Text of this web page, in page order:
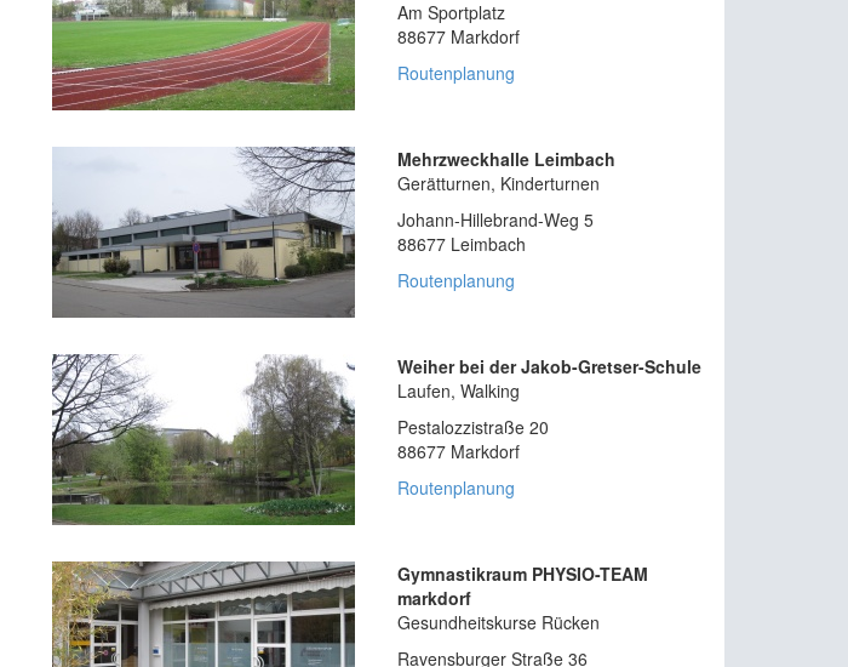
Am Sportplatz
88677 Markdorf
Routenplanung
Mehrzweckhalle Leimbach
Gerätturnen, Kinderturnen
Johann-Hillebrand-Weg 5
88677 Leimbach
Routenplanung
Weiher bei der Jakob-Gretser-Schule
Laufen, Walking
Pestalozzistraße 20
88677 Markdorf
Routenplanung
Gymnastikraum PHYSIO-TEAM
markdorf
Gesundheitskurse Rücken
Ravensburger Straße 36